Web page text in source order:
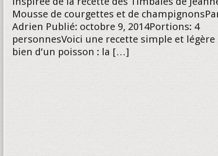
Mousse de courgettes et de
Adrien Publié: octobre 9, 2014Portions: 4
personnesVoici une recette simple et légère
bien d’un poisson : la […]